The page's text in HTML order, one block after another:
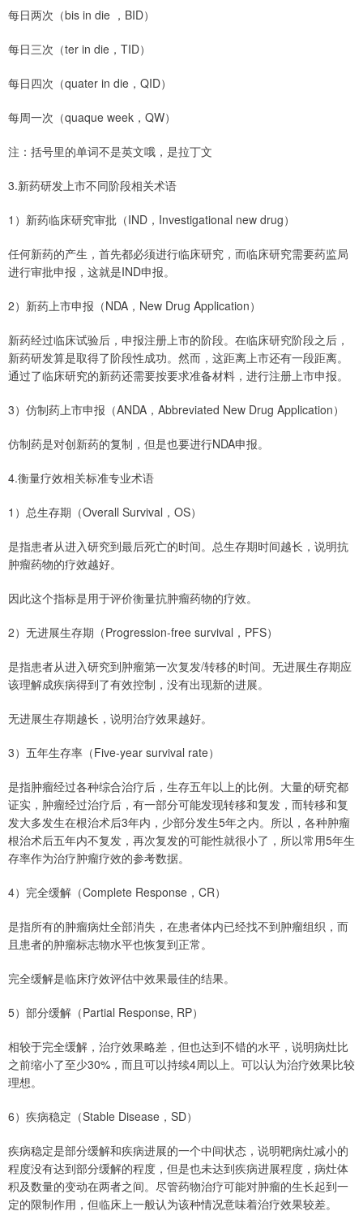
每日两次（bis in die ，BID）
每日三次（ter in die，TID）
每日四次（quater in die，QID）
每周一次（quaque week，QW）
注：括号里的单词不是英文哦，是拉丁文
3.新药研发上市不同阶段相关术语
1）新药临床研究审批（IND，Investigational new drug）
任何新药的产生，首先都必须进行临床研究，而临床研究需要药监局
进行审批申报，这就是IND申报。
2）新药上市申报（NDA，New Drug Application）
新药经过临床试验后，申报注册上市的阶段。在临床研究阶段之后，
新药研发算是取得了阶段性成功。然而，这距离上市还有一段距离。
通过了临床研究的新药还需要按要求准备材料，进行注册上市申报。
3）仿制药上市申报（ANDA，Abbreviated New Drug Application）
仿制药是对创新药的复制，但是也要进行NDA申报。
4.衡量疗效相关标准专业术语
1）总生存期（Overall Survival，OS）
是指患者从进入研究到最后死亡的时间。总生存期时间越长，说明抗
肿瘤药物的疗效越好。
因此这个指标是用于评价衡量抗肿瘤药物的疗效。
2）无进展生存期（Progression-free survival，PFS）
是指患者从进入研究到肿瘤第一次复发/转移的时间。无进展生存期应
该理解成疾病得到了有效控制，没有出现新的进展。
无进展生存期越长，说明治疗效果越好。
3）五年生存率（Five-year survival rate）
是指肿瘤经过各种综合治疗后，生存五年以上的比例。大量的研究都
证实，肿瘤经过治疗后，有一部分可能发现转移和复发，而转移和复
发大多发生在根治术后3年内，少部分发生5年之内。所以，各种肿瘤
根治术后五年内不复发，再次复发的可能性就很小了，所以常用5年生
存率作为治疗肿瘤疗效的参考数据。
4）完全缓解（Complete Response，CR）
是指所有的肿瘤病灶全部消失，在患者体内已经找不到肿瘤组织，而
且患者的肿瘤标志物水平也恢复到正常。
完全缓解是临床疗效评估中效果最佳的结果。
5）部分缓解（Partial Response, RP）
相较于完全缓解，治疗效果略差，但也达到不错的水平，说明病灶比
之前缩小了至少30%，而且可以持续4周以上。可以认为治疗效果比较
理想。
6）疾病稳定（Stable Disease，SD）
疾病稳定是部分缓解和疾病进展的一个中间状态，说明靶病灶减小的
程度没有达到部分缓解的程度，但是也未达到疾病进展程度，病灶体
积及数量的变动在两者之间。尽管药物治疗可能对肿瘤的生长起到一
定的限制作用，但临床上一般认为该种情况意味着治疗效果较差。